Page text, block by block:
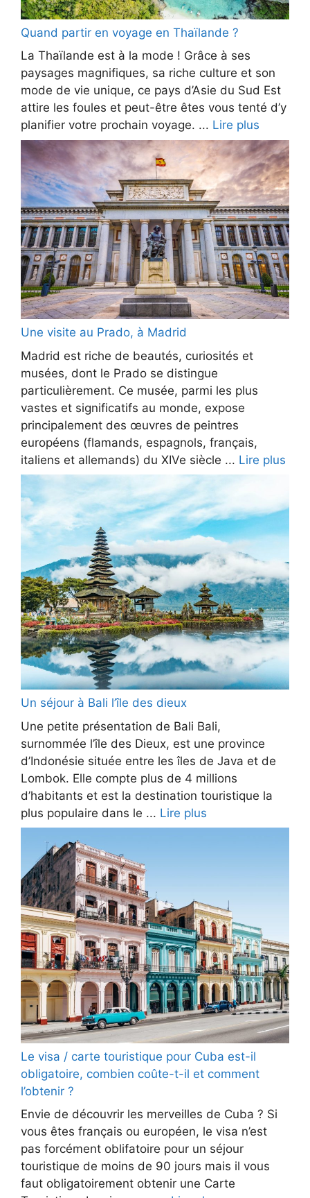
Quand partir en voyage en Thaïlande ?
La Thaïlande est à la mode ! Grâce à ses
paysages magnifiques, sa riche culture et son
mode de vie unique, ce pays d’Asie du Sud Est
attire les foules et peut-être êtes vous tenté d’y
planifier votre prochain voyage. ... Lire plus
Une visite au Prado, à Madrid
Madrid est riche de beautés, curiosités et
musées, dont le Prado se distingue
particulièrement. Ce musée, parmi les plus
vastes et significatifs au monde, expose
principalement des œuvres de peintres
européens (flamands, espagnols, français,
italiens et allemands) du XIVe siècle ... Lire plus
Un séjour à Bali l’île des dieux
Une petite présentation de Bali Bali,
surnommée l’île des Dieux, est une province
d’Indonésie située entre les îles de Java et de
Lombok. Elle compte plus de 4 millions
d’habitants et est la destination touristique la
plus populaire dans le ... Lire plus
Le visa / carte touristique pour Cuba est-il
obligatoire, combien coûte-t-il et comment
l’obtenir ?
Envie de découvrir les merveilles de Cuba ? Si
vous êtes français ou européen, le visa n’est
pas forcément oblifatoire pour un séjour
touristique de moins de 90 jours mais il vous
faut obligatoirement obtenir une Carte